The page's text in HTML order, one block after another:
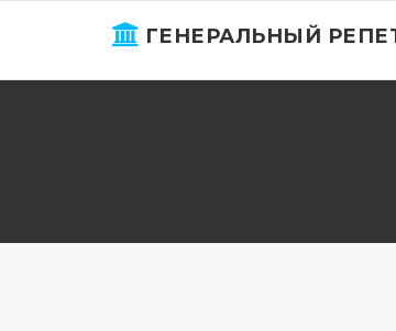
ГЕНЕРАЛЬНЫЙ